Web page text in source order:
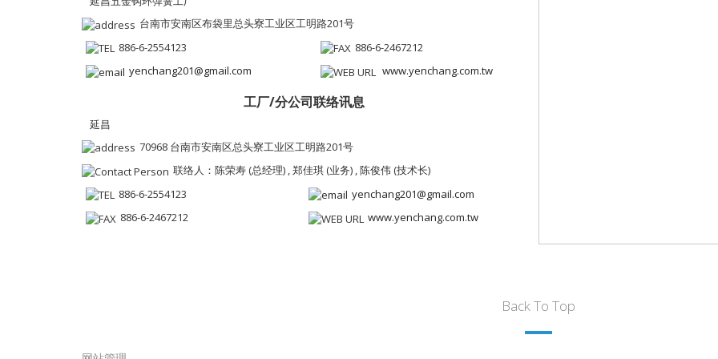
台南市安南区布袋里总头寮工业区工明路201号
886-6-2554123
886-6-2467212
yenchang201@gmail.com
www.yenchang.com.tw
工厂/分公司联络讯息
延昌
70968 台南市安南区总头寮工业区工明路201号
联络人：陈荣寿 (总经理) , 郑佳琪 (业务) , 陈俊伟 (技术长)
886-6-2554123
886-6-2467212
yenchang201@gmail.com
www.yenchang.com.tw
Back To Top